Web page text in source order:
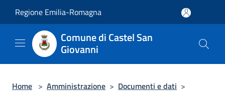
Regione Emilia-Romagna
Comune di Castel San
Giovanni
Home > Amministrazione > Documenti e dati >